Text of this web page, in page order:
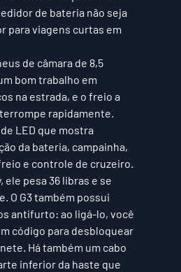
de bateria não seja
para viagens curtas em
de câmara de 8,5
bom trabalho em
na estrada, e o freio a
rapidamente.
LED que mostra
da bateria, campainha,
e controle de cruzeiro.
ele pesa 36 libras e se
O G3 também possui
antifurto: ao ligá-lo, você
código para desbloquear
Há também um cabo
inferior da haste que